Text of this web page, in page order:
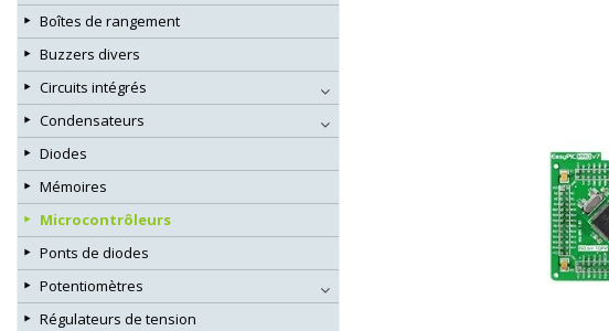
Boîtes de rangement
Buzzers divers
Circuits intégrés
Condensateurs
Diodes
Mémoires
Microcontrôleurs
Ponts de diodes
Potentiomètres
Régulateurs de tension